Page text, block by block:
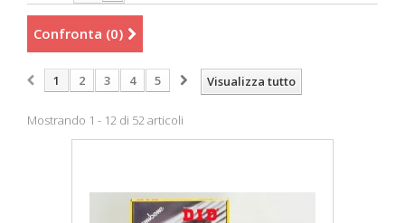
Confronta (0)
Visualizza tutto
1 2 3 4 5
Mostrando 1 - 12 di 52 articoli